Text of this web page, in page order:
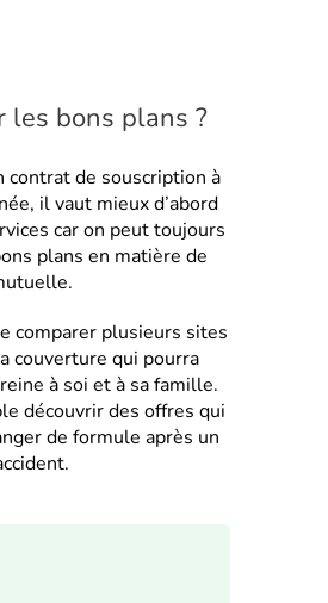
les bons plans ?
contrat de souscription à
il vaut mieux d’abord
car on peut toujours
plans en matière de
comparer plusieurs sites
couverture qui pourra
à soi et à sa famille.
découvrir des offres qui
de formule après un